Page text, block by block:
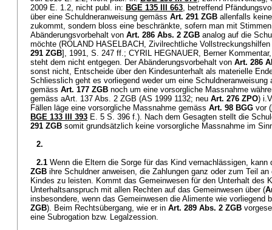
2009 E. 1.2, nicht publ. in: BGE 135 III 663, betreffend
über eine Schuldneranweisung gemäss Art. 291 ZGB allenfalls
zukommt, sondern bloss eine beschränkte, sofern man mit
Abänderungsvorbehalt von Art. 286 Abs. 2 ZGB analog auf die
möchte (ROLAND HASELBACH, Zivilrechtliche
291 ZGB], 1991, S. 247 ff.; CYRIL HEGNAUER, Berner
steht dem nicht entgegen. Der Abänderungsvorbehalt von Art. 286
sonst nicht, Entscheide über den Kindesunterhalt als materielle
Schliesslich geht es vorliegend weder um eine
gemäss Art. 177 ZGB noch um eine vorsorgliche Massnahme
gemäss aArt. 137 Abs. 2 ZGB (AS 1999 1132; neu Art. 276 ZPO)
Fällen läge eine vorsorgliche Massnahme gemäss Art. 98 BGG vor (
BGE 133 III 393 E. 5 S. 396 f.). Nach dem Gesagten stellt die
291 ZGB somit grundsätzlich keine vorsorgliche Massnahme im
2.
2.1 Wenn die Eltern die Sorge für das Kind vernachlässigen,
ZGB ihre Schuldner anweisen, die Zahlungen ganz oder zum Teil
Kindes zu leisten. Kommt das Gemeinwesen für den Unterhalt des
Unterhaltsanspruch mit allen Rechten auf das Gemeinwesen über (
insbesondere, wenn das Gemeinwesen die Alimente wie vorliegend
ZGB). Beim Rechtsübergang, wie er in Art. 289 Abs. 2 ZGB
eine Subrogation bzw. Legalzession.